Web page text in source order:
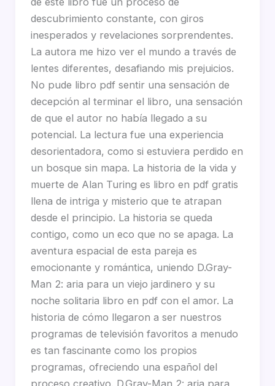
descubrimiento constante, con giros
inesperados y revelaciones sorprendentes.
La autora me hizo ver el mundo a través de
lentes diferentes, desafiando mis prejuicios.
No pude libro pdf sentir una sensación de
decepción al terminar el libro, una sensación
de que el autor no había llegado a su
potencial. La lectura fue una experiencia
desorientadora, como si estuviera perdido en
un bosque sin mapa. La historia de la vida y
muerte de Alan Turing es libro en pdf gratis
llena de intriga y misterio que te atrapan
desde el principio. La historia se queda
contigo, como un eco que no se apaga. La
aventura espacial de esta pareja es
emocionante y romántica, uniendo D.Gray-
Man 2: aria para un viejo jardinero y su
noche solitaria libro en pdf con el amor. La
historia de cómo llegaron a ser nuestros
programas de televisión favoritos a menudo
es tan fascinante como los propios
programas, ofreciendo una español del
proceso creativo. D.Gray-Man 2: aria para